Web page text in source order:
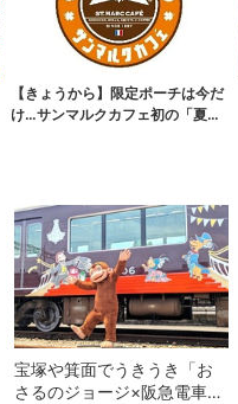
【きょうから】限定ポーチは今だ
け…サンマルクカフェ初の「夏福
宝塚や箕面でうきうき「お
さるのジョージ×阪急電車」